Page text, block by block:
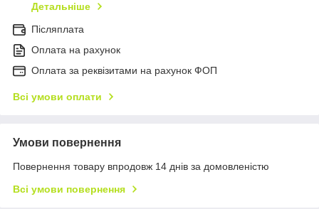
Детальніше
Післяплата
Оплата на рахунок
Оплата за реквізитами на рахунок ФОП
Всі умови оплати
Умови повернення
Повернення товару впродовж 14 днів за домовленістю
Всі умови повернення